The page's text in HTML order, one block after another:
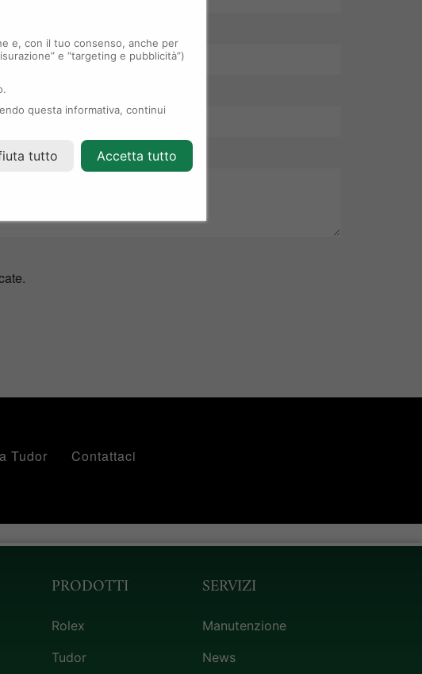
Tudor Contattaci
PRODOTTI
Rolex
Tudor
SERVIZI
Manutenzione
News
e, con il tuo consenso, anche per
e “targeting e pubblicità”)
questa informativa, continui
tutto Accetta tutto